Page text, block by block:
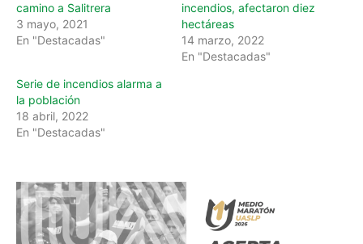
camino a Salitrera
3 mayo, 2021
En "Destacadas"
incendios, afectaron diez
hectáreas
14 marzo, 2022
En "Destacadas"
Serie de incendios alarma a
la población
18 abril, 2022
En "Destacadas"